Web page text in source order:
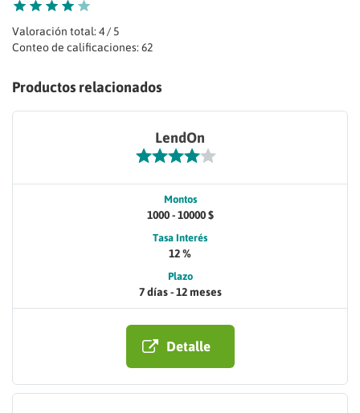
Valoración total: 4 / 5
Conteo de calificaciones: 62
Productos relacionados
LendOn
Montos
1000 - 10000 $
Tasa Interés
12 %
Plazo
7 días - 12 meses
Detalle